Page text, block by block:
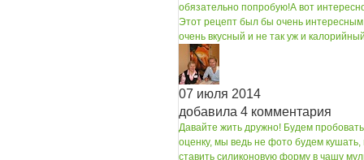
обязательно попробую!А вот
Этот рецепт был бы очень
очень вкусный и не так уж и
07 июля 2014
добавила 4 комментария
Давайте жить дружно! Будем
оценку, мы ведь не фото будем кушать,
ставить силиконовую форму в чашу